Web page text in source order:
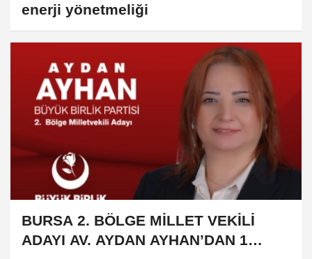
enerji yönetmeliği
BURSA 2. BÖLGE MİLLET VEKİLİ
ADAYI AV. AYDAN AYHAN’DAN 1